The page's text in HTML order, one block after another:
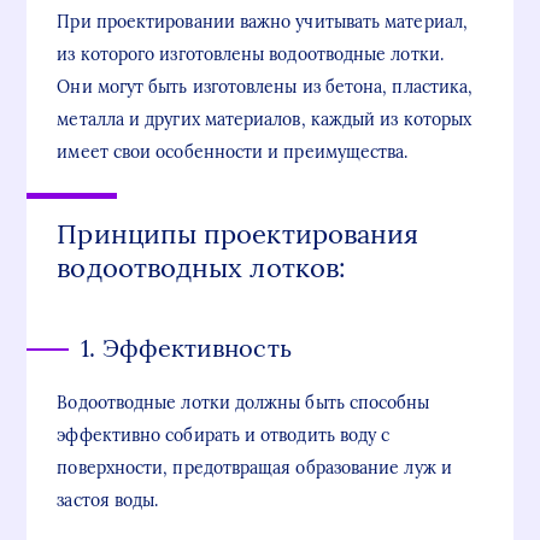
При проектировании важно учитывать материал,
из которого изготовлены водоотводные лотки.
Они могут быть изготовлены из бетона, пластика,
металла и других материалов, каждый из которых
имеет свои особенности и преимущества.
Принципы проектирования
водоотводных лотков:
1. Эффективность
Водоотводные лотки должны быть способны
эффективно собирать и отводить воду с
поверхности, предотвращая образование луж и
застоя воды.